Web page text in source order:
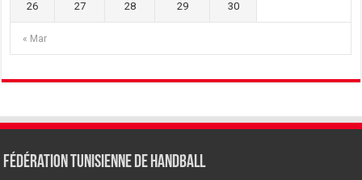
« Mar
26 27 28 29 30
Fédération tunisienne de Handball